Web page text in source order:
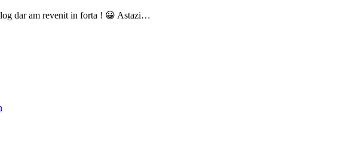
dar am revenit in forta ! 😀 Astazi…